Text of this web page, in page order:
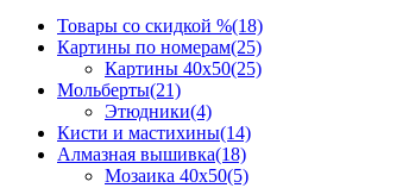
Товары со скидкой %(18)
Картины по номерам(25)
Картины 40x50(25)
Мольберты(21)
Этюдники(4)
Кисти и мастихины(14)
Алмазная вышивка(18)
Мозаика 40x50(5)